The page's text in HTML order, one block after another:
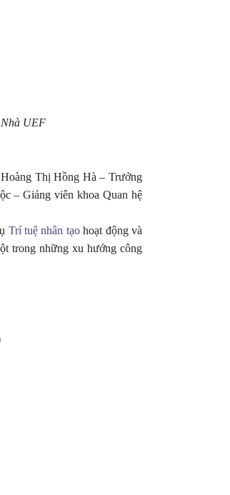
Nhà UEF
Thị Hồng Hà – Trưởng
– Giảng viên khoa Quan hệ
Trí tuệ nhân tạohoạt động và
trong những xu hướng công